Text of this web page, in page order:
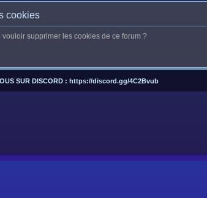
cookies
vouloir supprimer les cookies de ce forum ?
SUR DISCORD : https://discord.gg/4C2Bvub